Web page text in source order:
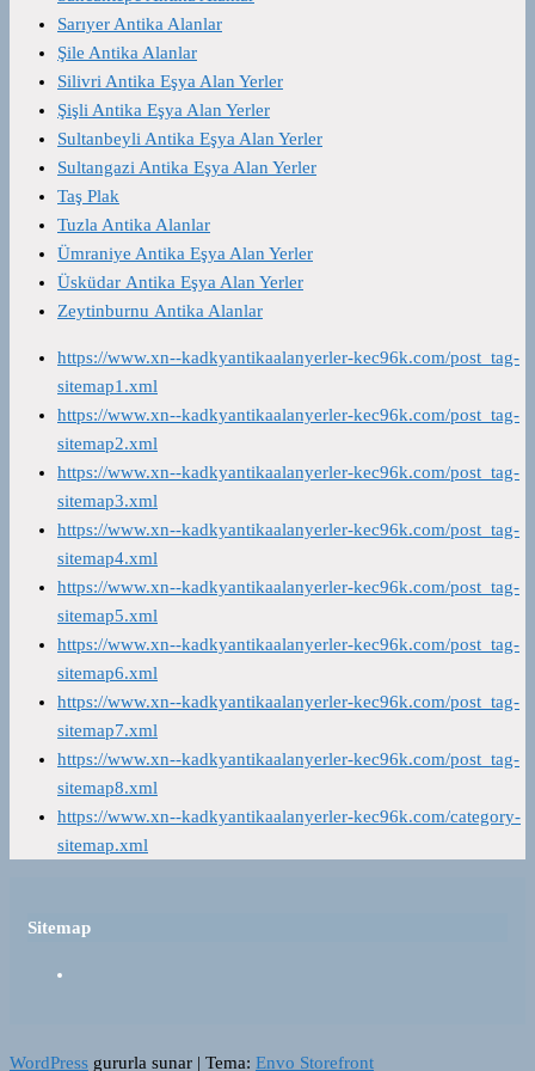
Sarıyer Antika Alanlar
Şile Antika Alanlar
Silivri Antika Eşya Alan Yerler
Şişli Antika Eşya Alan Yerler
Sultanbeyli Antika Eşya Alan Yerler
Sultangazi Antika Eşya Alan Yerler
Taş Plak
Tuzla Antika Alanlar
Ümraniye Antika Eşya Alan Yerler
Üsküdar Antika Eşya Alan Yerler
Zeytinburnu Antika Alanlar
https://www.xn--kadkyantikaalanyerler-kec96k.com/post_tag-
sitemap1.xml
https://www.xn--kadkyantikaalanyerler-kec96k.com/post_tag-
sitemap2.xml
https://www.xn--kadkyantikaalanyerler-kec96k.com/post_tag-
sitemap3.xml
https://www.xn--kadkyantikaalanyerler-kec96k.com/post_tag-
sitemap4.xml
https://www.xn--kadkyantikaalanyerler-kec96k.com/post_tag-
sitemap5.xml
https://www.xn--kadkyantikaalanyerler-kec96k.com/post_tag-
sitemap6.xml
https://www.xn--kadkyantikaalanyerler-kec96k.com/post_tag-
sitemap7.xml
https://www.xn--kadkyantikaalanyerler-kec96k.com/post_tag-
sitemap8.xml
https://www.xn--kadkyantikaalanyerler-kec96k.com/category-
sitemap.xml
Sitemap
WordPress gururla sunar | Tema: Envo Storefront